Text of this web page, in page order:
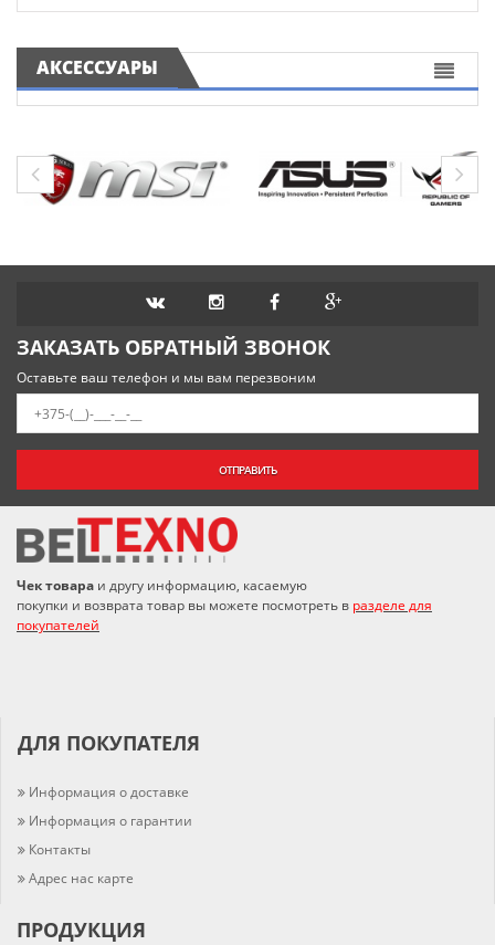
АКСЕССУАРЫ
ЗАКАЗАТЬ ОБРАТНЫЙ ЗВОНОК
Оставьте ваш телефон и мы вам перезвоним
ОТПРАВИТЬ
Чек товара и другу информацию, касаемую
покупки и возврата товар вы можете посмотреть в разделе для
покупателей
ДЛЯ ПОКУПАТЕЛЯ
Информация о доставке
Информация о гарантии
Контакты
Адрес нас карте
ПРОДУКЦИЯ